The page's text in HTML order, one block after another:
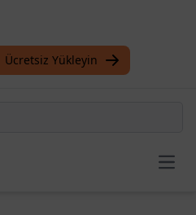
Ücretsiz Yükleyin